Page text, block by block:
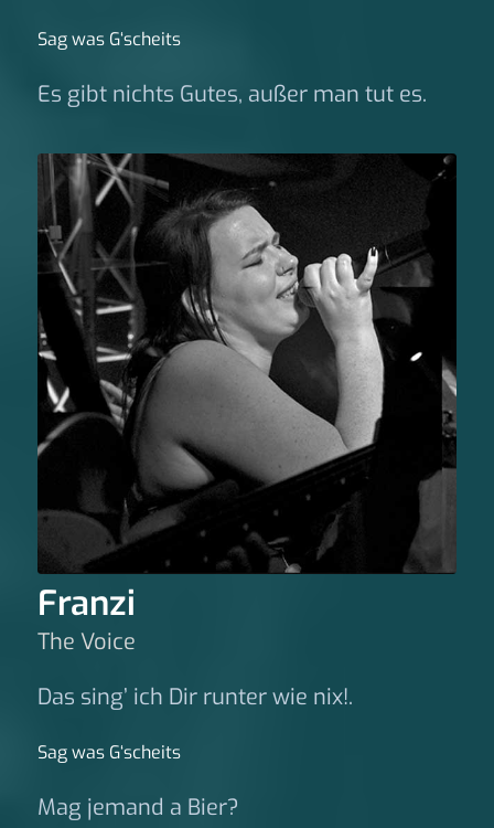
Sag was G‘scheits
Es gibt nichts Gutes, außer man tut es.
Franzi
The Voice
Das sing’ ich Dir runter wie nix!.
Sag was G‘scheits
Mag jemand a Bier?